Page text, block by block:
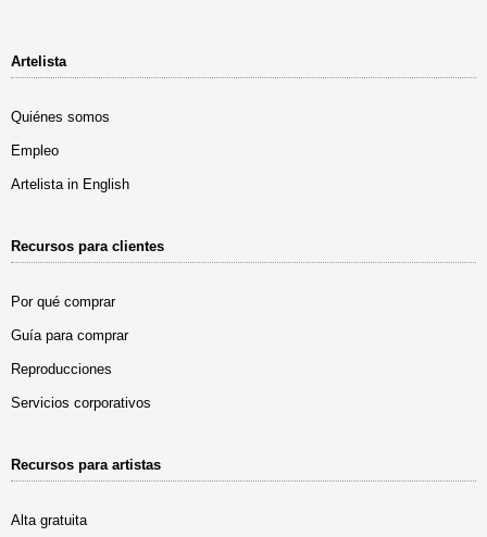
Artelista
Quiénes somos
Empleo
Artelista in English
Recursos para clientes
Por qué comprar
Guía para comprar
Reproducciones
Servicios corporativos
Recursos para artistas
Alta gratuita